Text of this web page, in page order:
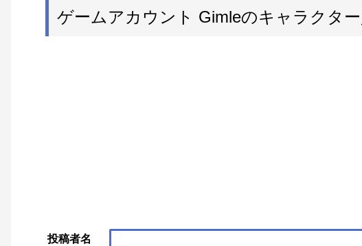
ゲームアカウント Gimleのキャラクタ
投稿者名